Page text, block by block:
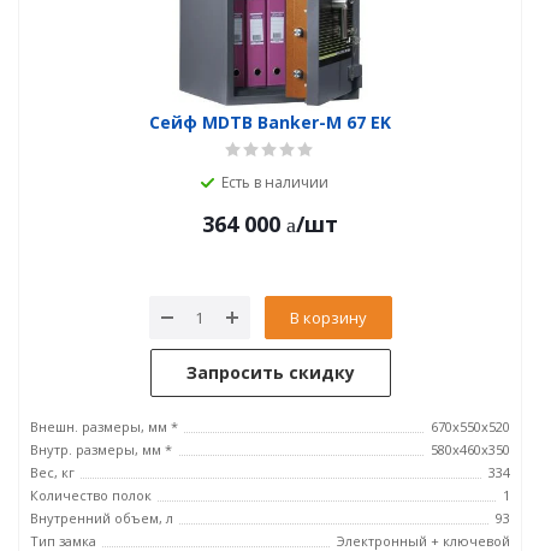
Сейф MDTB Banker-M 67 EK
Есть в наличии
364 000 /шт
В корзину
Запросить скидку
Внешн. размеры, мм *
670x550x520
Внутр. размеры, мм *
580x460x350
Вес, кг
334
Количество полок
1
Внутренний объем, л
93
Тип замка
Электронный + ключевой